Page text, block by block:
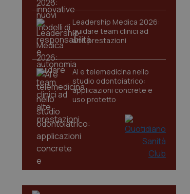
Leadership Medica 2026:
guidare team clinici ad
alte prestazioni
AI e telemedicina nello
studio odontoiatrico:
applicazioni concrete e
uso protetto